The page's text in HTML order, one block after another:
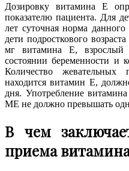
Дозировку витамина E
показателю пациента. Для
лет суточная норма
дети подросткового
мг витамина E,
состоянии беременности и
Количество жевательных
находится витамин E,
дня. Употребление
ME не должно превышать
В чем
приема